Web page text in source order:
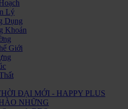
Lý
Dụng
Khoán
Giới
ĐẠI MỚI - HAPPY PLUS
NHỮNG